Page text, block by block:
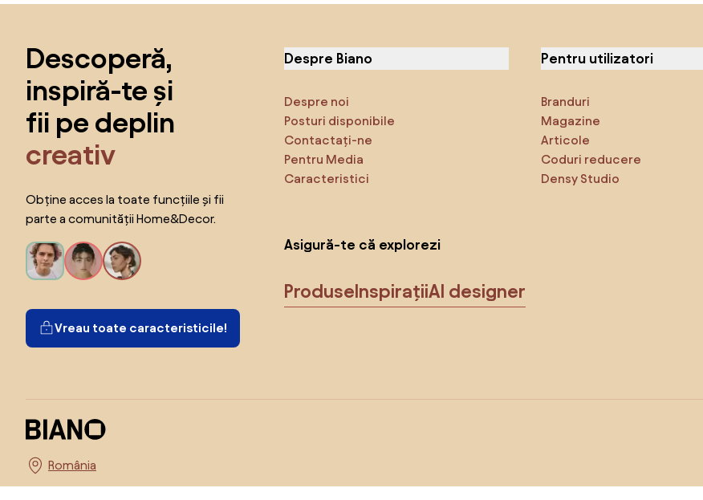
Descoperă,
inspiră-te și
fii pe deplin
creativ
Obține acces la toate funcțiile și fii
parte a comunității Home&Decor.
Vreau toate caracteristicile!
Despre Biano
Despre noi
Posturi disponibile
Contactați-ne
Pentru Media
Caracteristici
Pentru utilizatori
Branduri
Magazine
Articole
Coduri reducere
Densy Studio
Asigură-te că explorezi
ProduseInspirațiiAI designer
Alege țara